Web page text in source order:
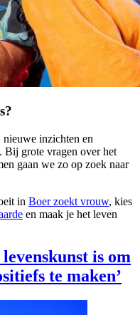
nieuwe inzichten en
Bij grote vragen over het
gaan we zo op zoek naar
in Boer zoekt vrouw, kies
en maak je het leven
is om
te maken’